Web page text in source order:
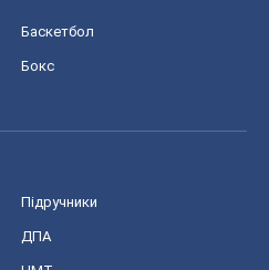
Баскетбол
Бокс
Підручники
ДПА